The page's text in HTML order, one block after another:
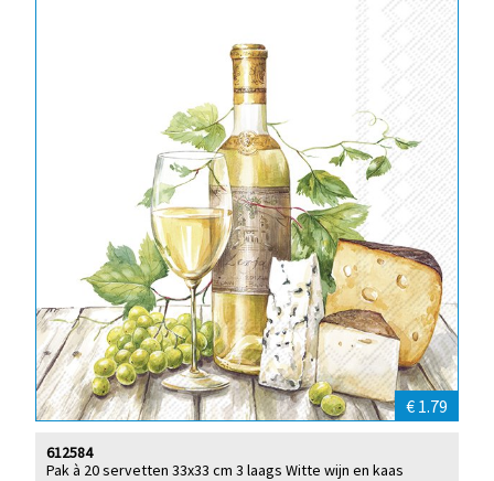
€ 1.79
Pak à 20 servetten 33x33 cm 3 laags Witte wijn en kaas
612584